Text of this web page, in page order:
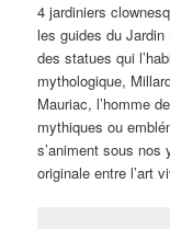
4 jardiniers
les guides du
des statues qui
mythologique,
Mauriac, l’homme
mythiques ou
s’animent sous nos
originale entre l’art